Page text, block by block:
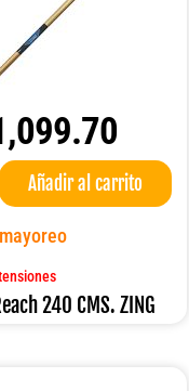
Añadir al carrito
240 CMS. ZING